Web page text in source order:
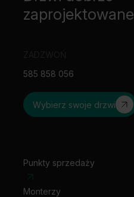
zaprojektowane
585 858 056
Wybierz swoje drzwi
Punkty sprzedaży
Monterzy